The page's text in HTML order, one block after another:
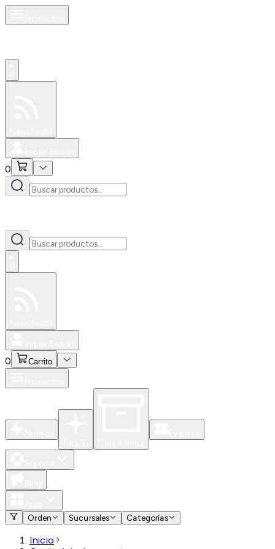
0
0 Carrito
Orden
Sucursales Categorías
Inicio